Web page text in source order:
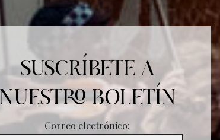
SUSCRÍBETE A
NUESTRO BOLETÍN
Correo electrónico: